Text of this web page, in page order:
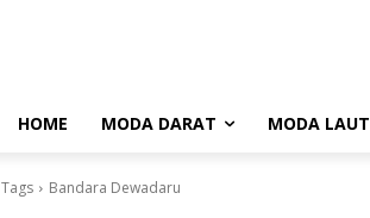
HOME MODA DARAT MODA LAUT
Tags Bandara Dewadaru